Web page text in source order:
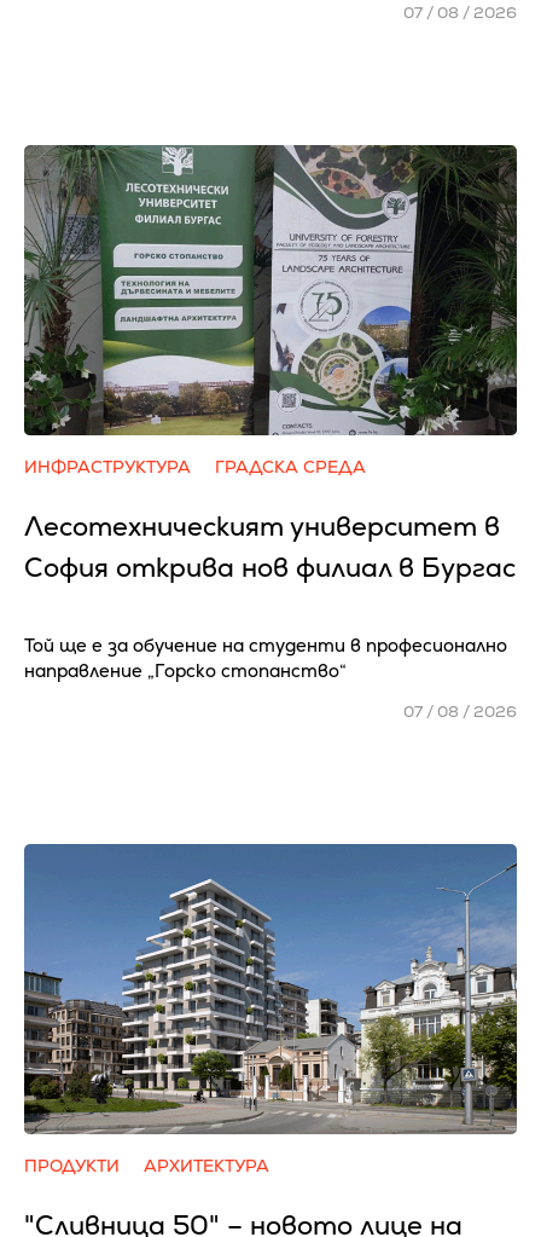
07 / 08 / 2026
ИНФРАСТРУКТУРА ГРАДСКА СРЕДА
Лесотехническият университет в
София открива нов филиал в Бургас
Той ще е за обучение на студенти в професионално
направление „Горско стопанство“
07 / 08 / 2026
ПРОДУКТИ АРХИТЕКТУРА
"Сливница 50" – новото лице на